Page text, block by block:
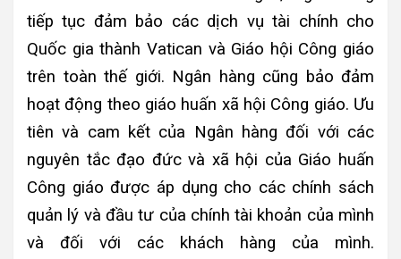
tiếp tục đảm bảo các dịch vụ tài chính cho
Quốc gia thành Vatican và Giáo hội Công giáo
trên toàn thế giới. Ngân hàng cũng bảo đảm
hoạt động theo giáo huấn xã hội Công giáo. Ưu
tiên và cam kết của Ngân hàng đối với các
nguyên tắc đạo đức và xã hội của Giáo huấn
Công giáo được áp dụng cho các chính sách
quản lý và đầu tư của chính tài khoản của mình
và đối với các khách hàng của mình.